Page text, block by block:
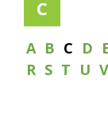
C
A B C D
R S T U V